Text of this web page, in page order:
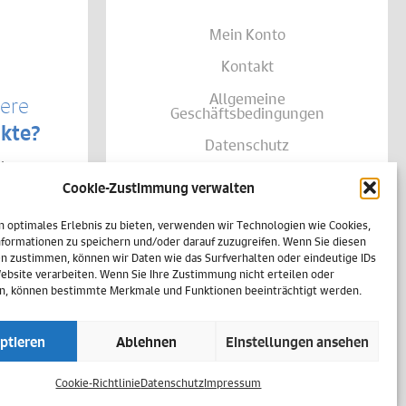
Cookie-Zustimmung verwalten
optimales Erlebnis zu bieten, verwenden wir Technologien wie Cookies,
zu speichern und/oder darauf zuzugreifen. Wenn Sie diesen
zustimmen, können wir Daten wie das Surfverhalten oder eindeutige IDs
verarbeiten. Wenn Sie Ihre Zustimmung nicht erteilen oder
können bestimmte Merkmale und Funktionen beeinträchtigt werden.
Ablehnen Einstellungen ansehen
Cookie-RichtlinieDatenschutzImpressum
von
Ihrer
Mein Konto
Kontakt
Allgemeine
Geschäftsbedingungen
Datenschutz
Widerruf
Versand & Lieferung
Impressum
Vertrag widerrufen